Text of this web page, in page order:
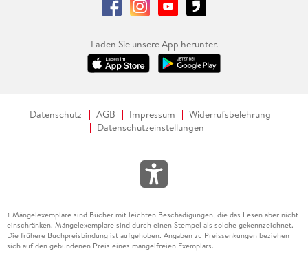
Laden Sie unsere App herunter.
Datenschutz AGB Impressum
Widerrufsbelehrung
Datenschutzeinstellungen
1 Mängelexemplare sind Bücher mit leichten Beschädigungen, die das Lesen aber nicht
einschränken. Mängelexemplare sind durch einen Stempel als solche gekennzeichnet.
Die frühere Buchpreisbindung ist aufgehoben. Angaben zu Preissenkungen beziehen
sich auf den gebundenen Preis eines mangelfreien Exemplars.